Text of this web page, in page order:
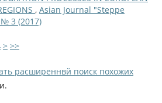
, Asian Journal "Steppe
3 (2017)
> >>
расширеннвй поиск похожих